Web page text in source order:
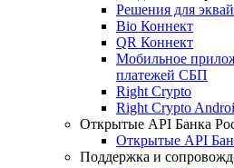
Решения для
Bio Коннект
QR Коннект
Мобильное
платежей СБП
Right Crypto
Right Crypto
Открытые API Банка
Открытые API
Поддержка и